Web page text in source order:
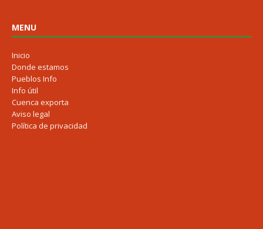
MENU
Inicio
Donde estamos
Pueblos Info
Info útil
Cuenca exporta
Aviso legal
Política de privacidad